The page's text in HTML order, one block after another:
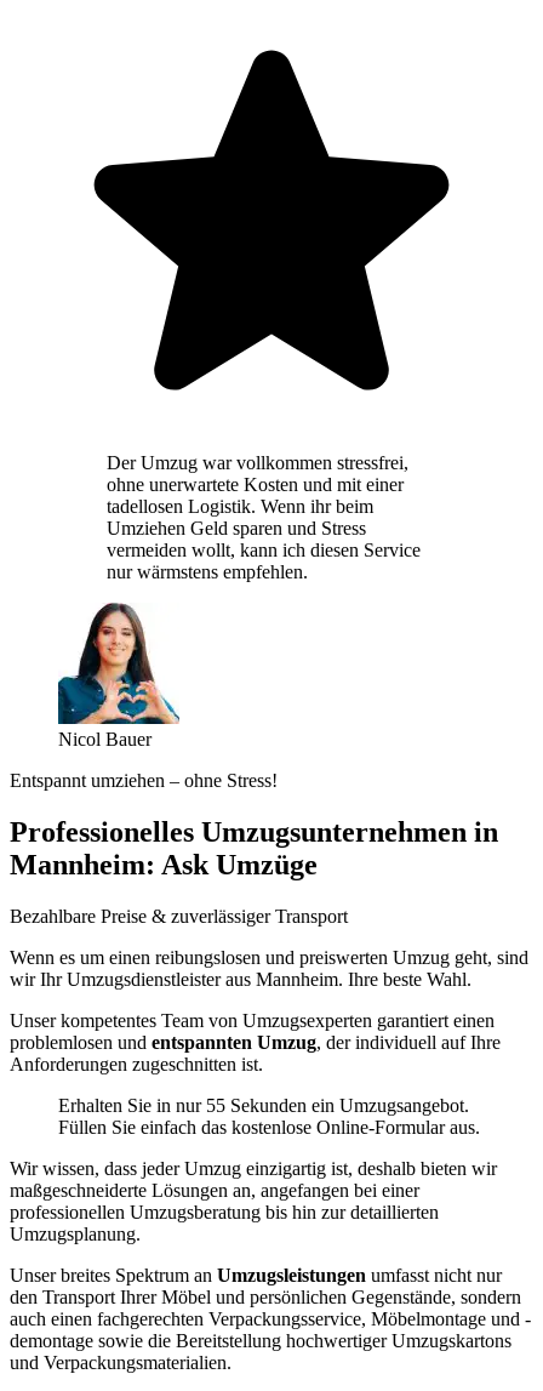
Der Umzug war vollkommen stressfrei,
ohne unerwartete Kosten und mit einer
tadellosen Logistik. Wenn ihr beim
Umziehen Geld sparen und Stress
vermeiden wollt, kann ich diesen Service
nur wärmstens empfehlen.
Nicol Bauer
Entspannt umziehen – ohne Stress!
Professionelles Umzugsunternehmen in
Mannheim: Ask Umzüge
Bezahlbare Preise & zuverlässiger Transport
Wenn es um einen reibungslosen und preiswerten Umzug geht, sind
wir Ihr Umzugsdienstleister aus Mannheim. Ihre beste Wahl.
Unser kompetentes Team von Umzugsexperten garantiert einen
problemlosen und entspannten Umzug, der individuell auf Ihre
Anforderungen zugeschnitten ist.
Erhalten Sie in nur 55 Sekunden ein Umzugsangebot.
Füllen Sie einfach das kostenlose Online-Formular aus.
Wir wissen, dass jeder Umzug einzigartig ist, deshalb bieten wir
maßgeschneiderte Lösungen an, angefangen bei einer
professionellen Umzugsberatung bis hin zur detaillierten
Umzugsplanung.
Unser breites Spektrum an Umzugsleistungen umfasst nicht nur
den Transport Ihrer Möbel und persönlichen Gegenstände, sondern
auch einen fachgerechten Verpackungsservice, Möbelmontage und -
demontage sowie die Bereitstellung hochwertiger Umzugskartons
und Verpackungsmaterialien.